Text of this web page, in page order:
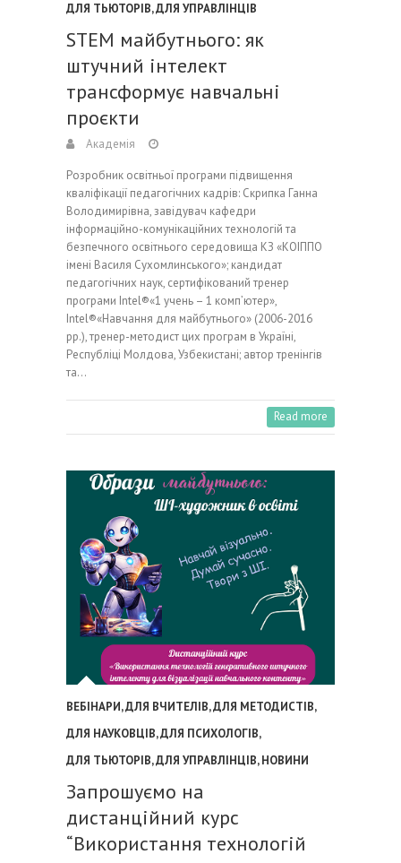
ДЛЯ ТЬЮТОРІВ,ДЛЯ УПРАВЛІНЦІВ
STEM майбутнього: як
штучний інтелект
трансформує навчальні
проєкти
Академія
Розробник освітньої програми підвищення
кваліфікації педагогічних кадрів: Скрипка Ганна
Володимирівна, завідувач кафедри
інформаційно-комунікаційних технологій та
безпечного освітнього середовища КЗ «КОІППО
імені Василя Сухомлинського»; кандидат
педагогічних наук, сертифікований тренер
програми Intel®«1 учень – 1 комп’ютер»,
Intel®«Навчання для майбутнього» (2006-2016
рр.), тренер-методист цих програм в Україні,
Республіці Молдова, Узбекистані; автор тренінгів
та…
Read more
ВЕБІНАРИ,ДЛЯ ВЧИТЕЛІВ,ДЛЯ МЕТОДИСТІВ,
ДЛЯ НАУКОВЦІВ,ДЛЯ ПСИХОЛОГІВ,
ДЛЯ ТЬЮТОРІВ,ДЛЯ УПРАВЛІНЦІВ,НОВИНИ
Запрошуємо на
дистанційний курс
“Використання технологій